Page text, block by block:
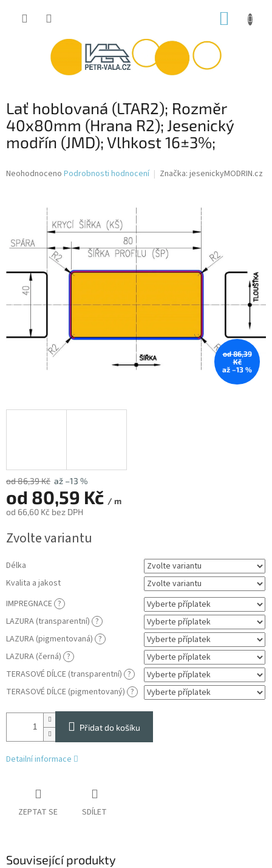
Lať hoblovaná (LTAR2); Rozměr
40x80mm (Hrana R2); Jesenický
modřín (JMD); Vlhkost 16±3%;
Průměrné
Neohodnoceno Podrobnosti hodnocení Značka: jesenickyMODRIN.cz
od 86,39
Kč
až –13 %
od 86,39 Kč až –13 %
od 80,59 Kč / m
od 66,60 Kč bez DPH
cena:
Zvolte variantu
Délka
Kvalita a jakost
IMPREGNACE ?
LAZURA (transparentní) ?
LAZURA (pigmentovaná) ?
LAZURA (černá) ?
TERASOVÉ DÍLCE (transparentní) ?
TERASOVÉ DÍLCE (pigmentovaný) ?
Přidat do košíku
Detailní informace
ZEPTAT SE SDÍLET
Související produkty